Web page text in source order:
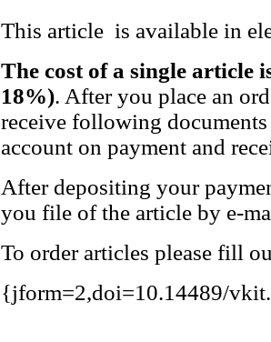
This article is available in
The cost of a single article
18%). After you place an
receive following
account on payment and
After depositing your
you file of the article by e-
To order articles please fill
{jform=2,doi=10.14489/